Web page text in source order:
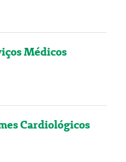
Médicos
Cardiológicos